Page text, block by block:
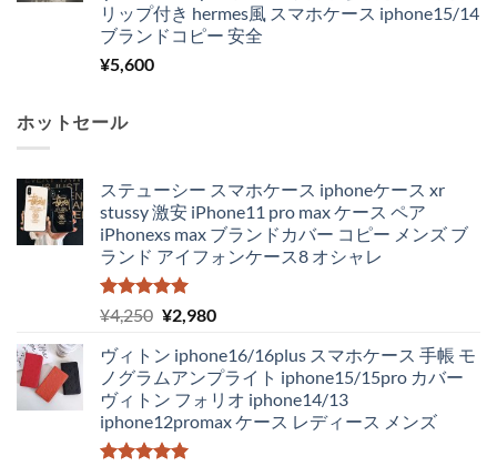
リップ付き hermes風 スマホケース iphone15/14
ブランドコピー 安全
¥5,600
ホットセール
ステューシー スマホケース iphoneケース xr
stussy 激安 iPhone11 pro max ケース ペア
iPhonexs max ブランドカバー コピー メンズ ブ
ランド アイフォンケース8 オシャレ
5段階中
5.00
の評価
¥4,250 元
価
格
は
¥4,250
で
¥2,980現
の
価
格
は
ヴィトン iphone16/16plus スマホケース 手帳 モ
ノグラムアンプライト iphone15/15pro カバー
ヴィトン フォリオ iphone14/13
iphone12promax ケース レディース メンズ